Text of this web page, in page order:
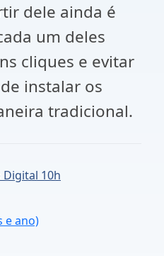
dele ainda é
um deles
cliques e evitar
instalar os
tradicional.
10h
e ano)